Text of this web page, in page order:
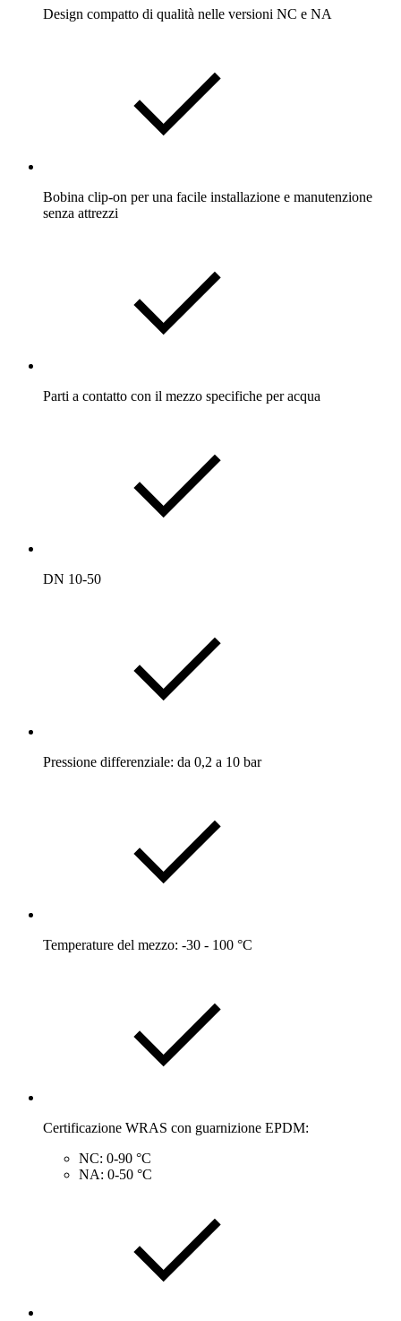
Design compatto di qualità nelle versioni NC e NA
Bobina clip-on per una facile installazione e manutenzione
senza attrezzi
Parti a contatto con il mezzo specifiche per acqua
DN 10-50
Pressione differenziale: da 0,2 a 10 bar
Temperature del mezzo: -30 - 100 °C
Certificazione WRAS con guarnizione EPDM:
NC: 0-90 °C
NA: 0-50 °C